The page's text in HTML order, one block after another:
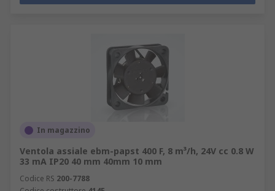
In magazzino
Ventola assiale ebm-papst 400 F, 8 m³/h, 24V cc 0.8 W
33 mA IP20 40 mm 40mm 10 mm
Codice RS 200-7788